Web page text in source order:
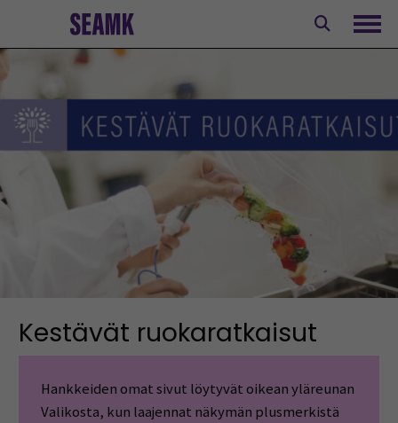
Kestävät ruokaratkaisut
Hankkeiden omat sivut löytyvät oikean yläreunan
Valikosta, kun laajennat näkymän plusmerkistä